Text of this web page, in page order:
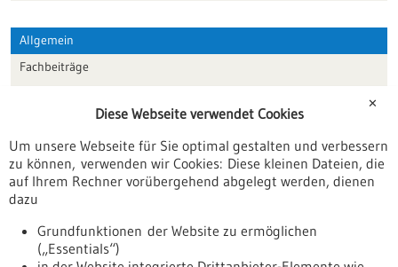
Allgemein
Fachbeiträge
Veranstaltungen
Erscheinungsdatum
✕
Diese Webseite verwendet Cookies
Um unsere Webseite für Sie optimal gestalten und verbessern
zu können, verwenden wir Cookies: Diese kleinen Dateien, die
auf Ihrem Rechner vorübergehend abgelegt werden, dienen
dazu
Grundfunktionen der Website zu ermöglichen
(„Essentials“)